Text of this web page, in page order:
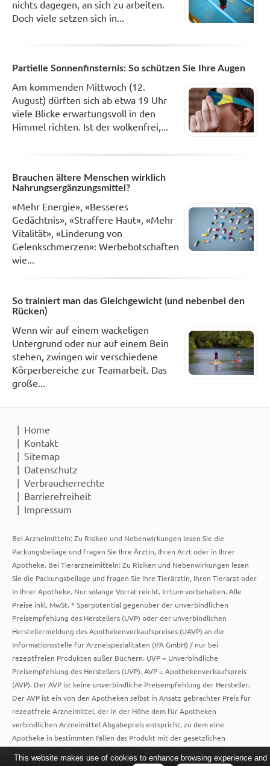
nichts dagegen, an sich zu arbeiten.
Doch viele setzen sich in...
Partielle Sonnenfinsternis: So schützen Sie Ihre Augen
Am kommenden Mittwoch (12.
August) dürften sich ab etwa 19 Uhr
viele Blicke erwartungsvoll in den
Himmel richten. Ist der wolkenfrei,...
Brauchen ältere Menschen wirklich
Nahrungsergänzungsmittel?
«Mehr Energie», «Besseres
Gedächtnis», «Straffere Haut», «Mehr
Vitalität», «Linderung von
Gelenkschmerzen»: Werbebotschaften
wie...
So trainiert man das Gleichgewicht (und nebenbei den
Rücken)
Wenn wir auf einem wackeligen
Untergrund oder nur auf einem Bein
stehen, zwingen wir verschiedene
Körperbereiche zur Teamarbeit. Das
große...
Home
Kontakt
Sitemap
Datenschutz
Verbraucherrechte
Barrierefreiheit
Impressum
Bei Arzneimitteln: Zu Risiken und Nebenwirkungen lesen Sie die
Packungsbeilage und fragen Sie Ihre Ärztin, Ihren Arzt oder in Ihrer
Apotheke. Bei Tierarzneimitteln: Zu Risiken und Nebenwirkungen lesen
Sie die Packungsbeilage und fragen Sie Ihre Tierärztin, Ihren Tierarzt oder
in Ihrer Apotheke. Nur solange Vorrat reicht. Irrtum vorbehalten. Alle
Preise inkl. MwSt. * Sparpotential gegenüber der unverbindlichen
Preisempfehlung des Herstellers (UVP) oder der unverbindlichen
Herstellermeldung des Apothekenverkaufspreises (UAVP) an die
Informationsstelle für Arzneispezialitäten (IFA GmbH) / nur bei
rezeptfreien Produkten außer Büchern. UVP = Unverbindliche
Preisempfehlung des Herstellers (UVP). AVP = Apothekenverkaufspreis
(AVP). Der AVP ist keine unverbindliche Preisempfehlung der Hersteller.
Der AVP ist ein von den Apotheken selbst in Ansatz gebrachter Preis für
rezeptfreie Arzneimittel, der in der Höhe dem für Apotheken
verbindlichen Arzneimittel Abgabepreis entspricht, zu dem eine
Apotheke in bestimmten Fällen das Produkt mit der gesetzlichen
gebräuchliche UVP eine Empfehlung der Hersteller.
This website makes use of cookies to enhance browsing experience and